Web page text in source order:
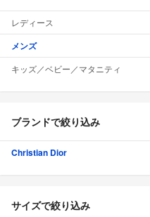
レディース
メンズ
キッズ／ベビー／マタニティ
ブランドで絞り込み
Christian Dior
サイズで絞り込み